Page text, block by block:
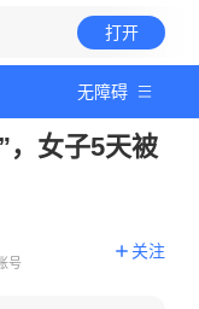
打开
无障碍
，女子5天被
号
关注